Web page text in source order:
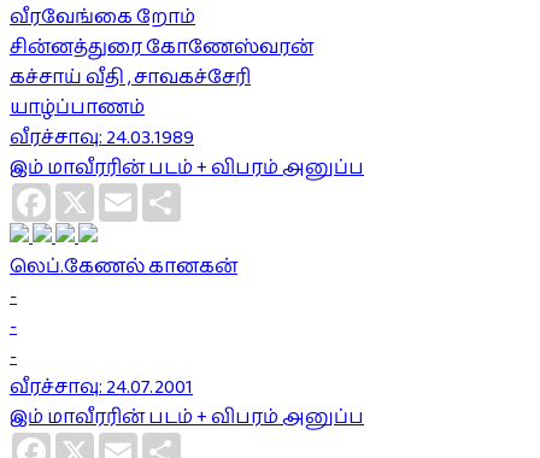
வீரவேங்கை றோம்
சின்னத்துரை கோணேஸ்வரன்
கச்சாய் வீதி , சாவகச்சேரி
யாழ்ப்பாணம்
வீரச்சாவு: 24.03.1989
இம் மாவீரரின் படம் + விபரம் அனுப்ப
Facebook
X Email
லெப்.கேணல் கானகன்
-
-
-
வீரச்சாவு: 24.07.2001
இம் மாவீரரின் படம் + விபரம் அனுப்ப
Facebook
X Email